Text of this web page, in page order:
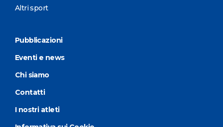
Altri sport
Pubblicazioni
Eventi e news
Chi siamo
Contatti
I nostri atleti